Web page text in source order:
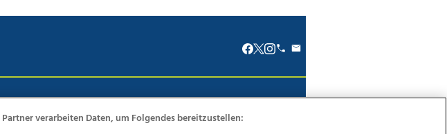
verarbeiten Daten, um Folgendes bereitzustellen: